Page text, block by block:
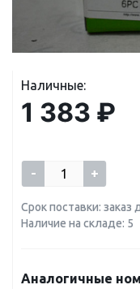
Наличные:
1 383 ₽
- +
Срок поставки: заказ
Наличие на складе: 5
Аналогичные